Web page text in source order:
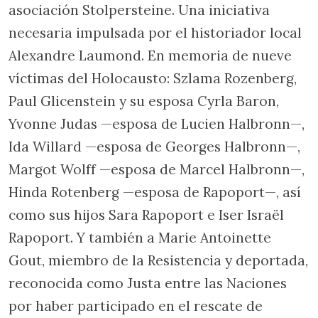
asociación Stolpersteine. Una iniciativa
necesaria impulsada por el historiador local
Alexandre Laumond. En memoria de nueve
víctimas del Holocausto: Szlama Rozenberg,
Paul Glicenstein y su esposa Cyrla Baron,
Yvonne Judas —esposa de Lucien Halbronn—,
Ida Willard —esposa de Georges Halbronn—,
Margot Wolff —esposa de Marcel Halbronn—,
Hinda Rotenberg —esposa de Rapoport—, así
como sus hijos Sara Rapoport e Iser Israël
Rapoport. Y también a Marie Antoinette
Gout, miembro de la Resistencia y deportada,
reconocida como Justa entre las Naciones
por haber participado en el rescate de